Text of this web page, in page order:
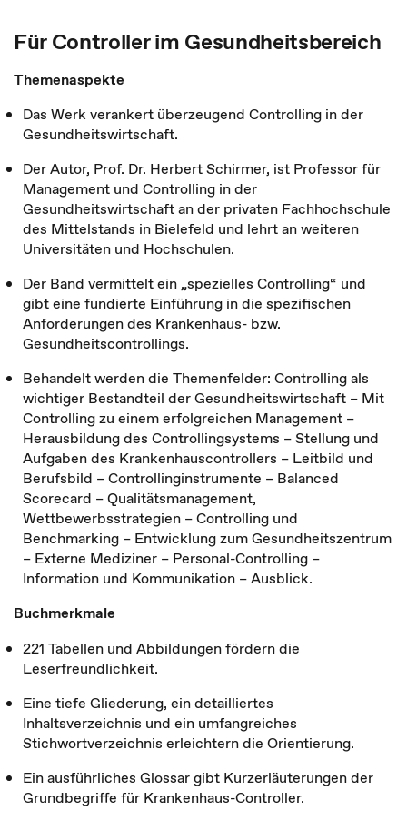
Für Controller im Gesundheitsbereich
Themenaspekte
Das Werk verankert überzeugend Controlling in der
Gesundheitswirtschaft.
Der Autor, Prof. Dr. Herbert Schirmer, ist Professor für
Management und Controlling in der
Gesundheitswirtschaft an der privaten Fachhochschule
des Mittelstands in Bielefeld und lehrt an weiteren
Universitäten und Hochschulen.
Der Band vermittelt ein „spezielles Controlling“ und
gibt eine fundierte Einführung in die spezifischen
Anforderungen des Krankenhaus- bzw.
Gesundheitscontrollings.
Behandelt werden die Themenfelder: Controlling als
wichtiger Bestandteil der Gesundheitswirtschaft – Mit
Controlling zu einem erfolgreichen Management –
Herausbildung des Controllingsystems – Stellung und
Aufgaben des Krankenhauscontrollers – Leitbild und
Berufsbild – Controllinginstrumente – Balanced
Scorecard – Qualitätsmanagement,
Wettbewerbsstrategien – Controlling und
Benchmarking – Entwicklung zum Gesundheitszentrum
– Externe Mediziner – Personal-Controlling –
Information und Kommunikation – Ausblick.
Buchmerkmale
221 Tabellen und Abbildungen fördern die
Leserfreundlichkeit.
Eine tiefe Gliederung, ein detailliertes
Inhaltsverzeichnis und ein umfangreiches
Stichwortverzeichnis erleichtern die Orientierung.
Ein ausführliches Glossar gibt Kurzerläuterungen der
Grundbegriffe für Krankenhaus-Controller.